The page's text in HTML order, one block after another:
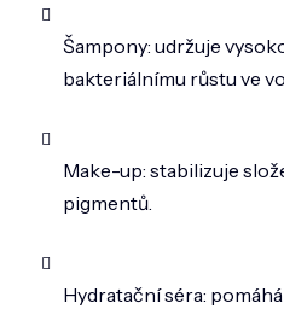
Šampony: udržuje
bakteriálnímu růstu ve
Make-up: stabilizuje
pigmentů.
Hydratační séra: